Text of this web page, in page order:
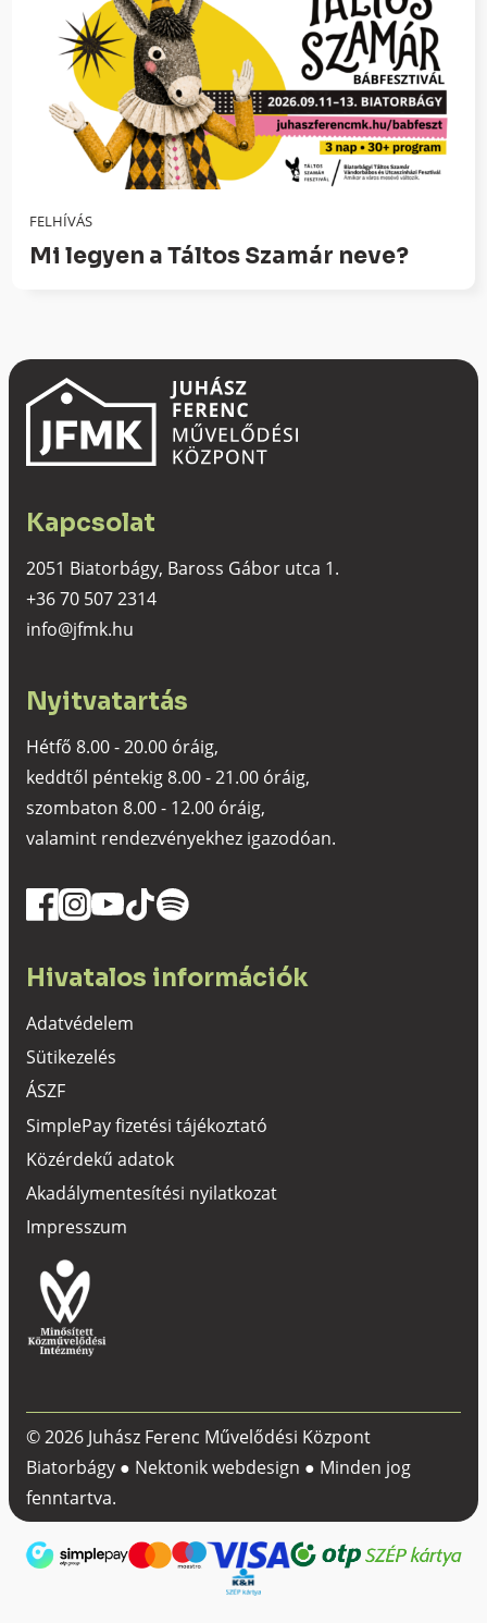
FELHÍVÁS
Mi legyen a Táltos Szamár neve?
Kapcsolat
2051 Biatorbágy, Baross Gábor utca 1.
+36 70 507 2314
info@jfmk.hu
Nyitvatartás
Hétfő 8.00 - 20.00 óráig,
keddtől péntekig 8.00 - 21.00 óráig,
szombaton 8.00 - 12.00 óráig,
valamint rendezvényekhez igazodóan.
Hivatalos információk
Adatvédelem
Sütikezelés
ÁSZF
SimplePay fizetési tájékoztató
Közérdekű adatok
Akadálymentesítési nyilatkozat
Impresszum
© 2026 Juhász Ferenc Művelődési Központ
Biatorbágy ● Nektonik webdesign ● Minden jog
fenntartva.